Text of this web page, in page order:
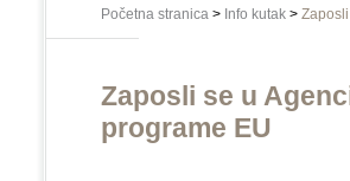
Početna stranica > Info kutak >
Zaposli se u
programe EU